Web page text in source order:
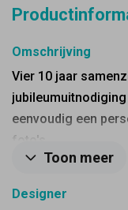
Omschrijving
Vier 10 jaar
eenvoudig een
foto's.
Toon meer
Designer